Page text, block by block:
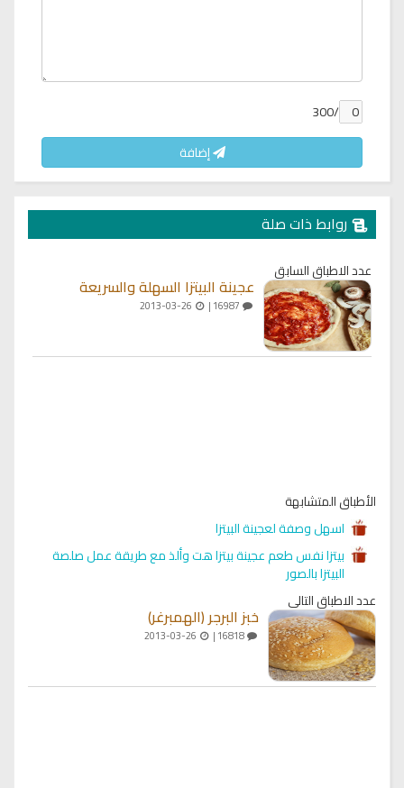
/300
إضافة
روابط ذات صلة
عدد الاطباق السابق
عجينة البيتزا السهلة والسريعة
الأطباق المتشابهة
اسهل وصفة لعجينة البيتزا
بيتزا نفس طعم عجينة بيتزا هت وألذ مع طريقة عمل صلصة
البيتزا بالصور
عدد الاطباق التالي
خبز البرجر (الهمبرغر)
16818 |